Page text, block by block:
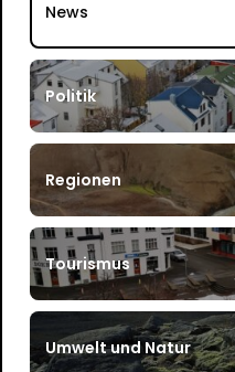
News
Politik
Regionen
Tourismus
Umwelt und Natur